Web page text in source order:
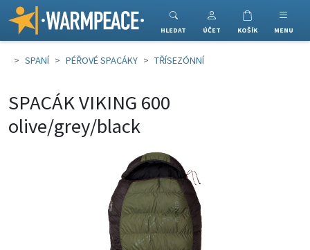
Warmpeace
HLEDAT ÚČET KOŠÍK MENU
SPANÍ PÉŘOVÉ SPACÁKY TŘÍSEZÓNNÍ
SPACÁK VIKING 600
olive/grey/black